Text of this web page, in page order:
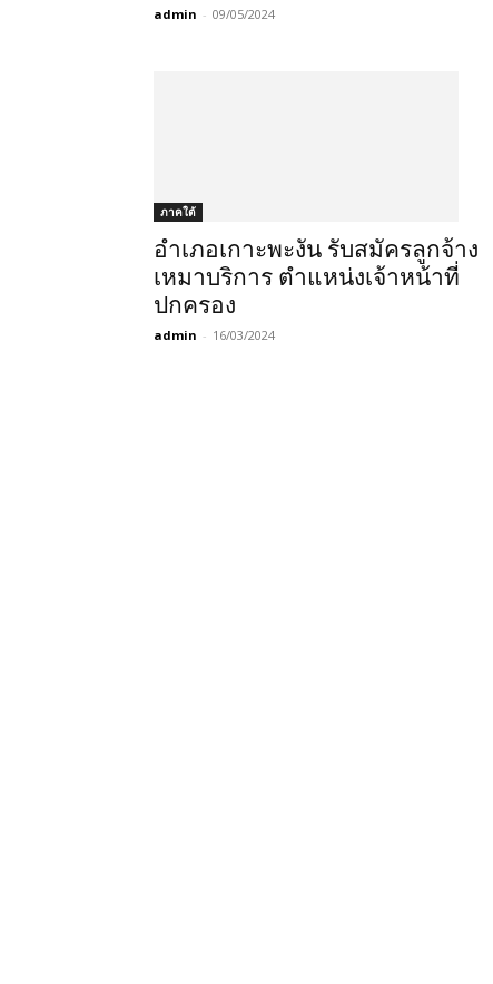
admin - 09/05/2024
ภาคใต้
อำเภอเกาะพะงัน รับสมัครลูกจ้าง
เหมาบริการ ตำแหน่งเจ้าหน้าที่
ปกครอง
admin - 16/03/2024